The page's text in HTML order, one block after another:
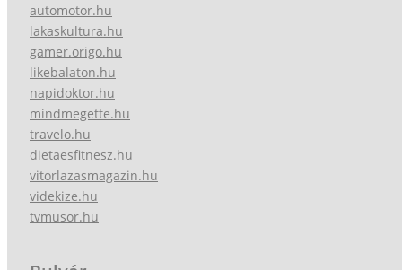
automotor.hu
lakaskultura.hu
gamer.origo.hu
likebalaton.hu
napidoktor.hu
mindmegette.hu
travelo.hu
dietaesfitnesz.hu
vitorlazasmagazin.hu
videkize.hu
tvmusor.hu